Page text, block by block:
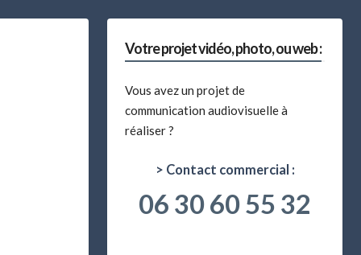
Votre projet vidéo, photo, ou web :
Vous avez un projet de
communication audiovisuelle à
réaliser ?
> Contact commercial :
06 30 60 55 32